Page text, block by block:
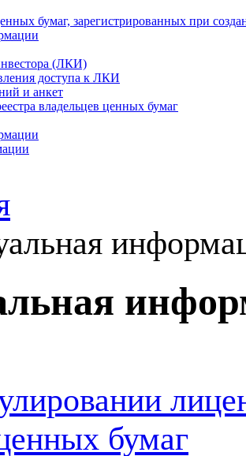
бумаг, зарегистрированных при
(ЛКИ)
доступа к ЛКИ
и анкет
владельцев ценных бумаг
бумаг